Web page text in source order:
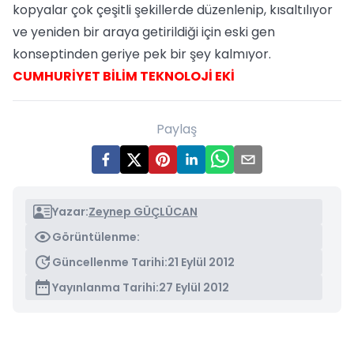
kopyalar çok çeşitli şekillerde düzenlenip, kısaltılıyor
ve yeniden bir araya getirildiği için eski gen
konseptinden geriye pek bir şey kalmıyor.
CUMHURİYET BİLİM TEKNOLOJİ EKİ
Paylaş
Yazar:Zeynep GÜÇLÜCAN
Görüntülenme:
Güncellenme Tarihi:21 Eylül 2012
Yayınlanma Tarihi:27 Eylül 2012